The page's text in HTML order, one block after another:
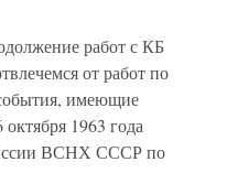
работ с КБ
от работ по
имеющие
1963 года
ВСНХ СССР по